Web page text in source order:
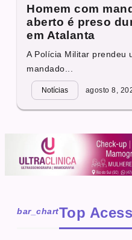
Homem com
aberto é preso
em Atalanta
A Polícia Militar prendeu
mandado...
Notícias agosto 8,
bar_chartTop